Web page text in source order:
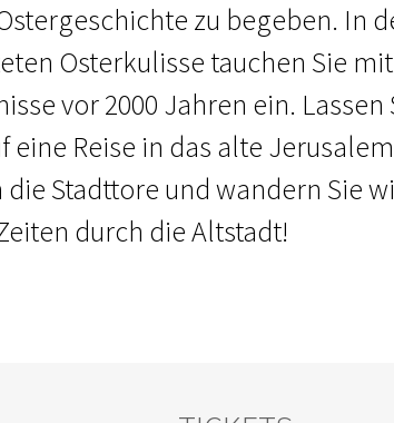
zu begeben. In
Osterkulisse tauchen Sie
vor 2000 Jahren ein. Lassen
Reise in das alte
Stadttore und wandern Sie
durch die Altstadt!